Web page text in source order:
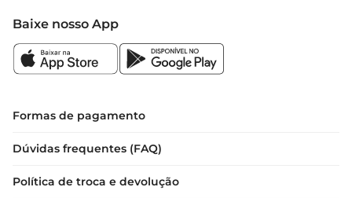
Baixe nosso App
Formas de pagamento
Dúvidas frequentes (FAQ)
Política de troca e devolução